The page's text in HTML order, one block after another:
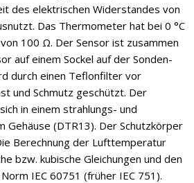
des elektrischen Widerstandes von
Das Thermometer hat bei 0 °C
100 Ω. Der Sensor ist zusammen
auf einem Sockel auf der Sonden-
durch einen Teflonfilter vor
und Schmutz geschützt. Der
in einem strahlungs- und
(DTR13). Der Schutzkörper
Berechnung der Lufttemperatur
bzw. kubische Gleichungen und den
IEC 60751 (früher IEC 751).